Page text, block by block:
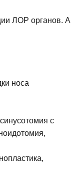
ЛОР органов. А
носа
с